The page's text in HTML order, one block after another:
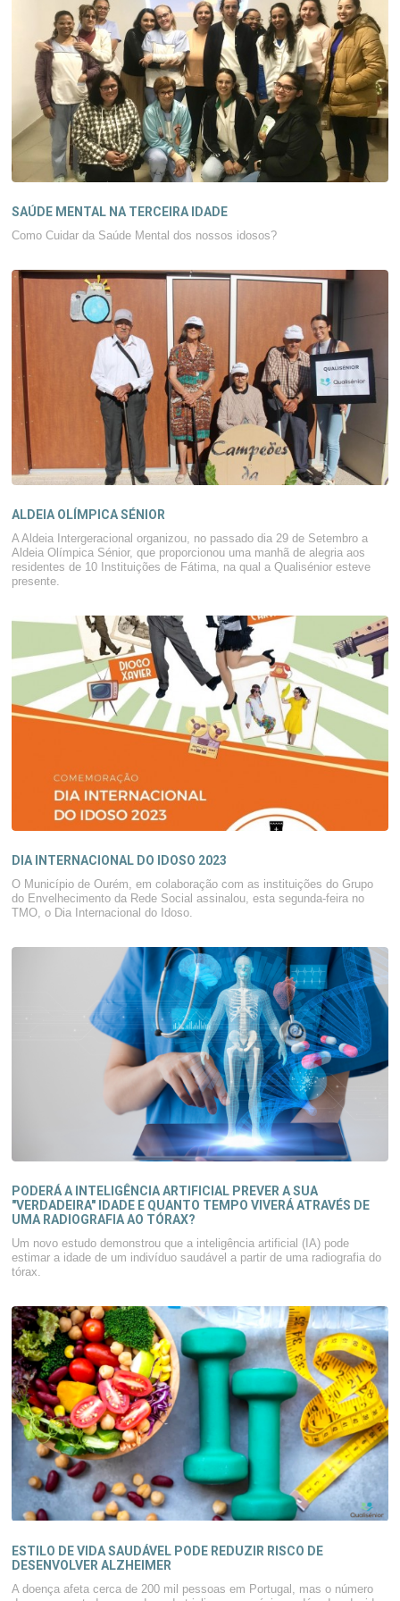
SAÚDE MENTAL NA TERCEIRA IDADE
Como Cuidar da Saúde Mental dos nossos idosos?
ALDEIA OLÍMPICA SÉNIOR
A Aldeia Intergeracional organizou, no passado dia 29 de Setembro a
Aldeia Olímpica Sénior, que proporcionou uma manhã de alegria aos
residentes de 10 Instituições de Fátima, na qual a Qualisénior esteve
presente.
DIA INTERNACIONAL DO IDOSO 2023
O Município de Ourém, em colaboração com as instituições do Grupo
do Envelhecimento da Rede Social assinalou, esta segunda-feira no
TMO, o Dia Internacional do Idoso.
PODERÁ A INTELIGÊNCIA ARTIFICIAL PREVER A SUA
"VERDADEIRA" IDADE E QUANTO TEMPO VIVERÁ ATRAVÉS DE
UMA RADIOGRAFIA AO TÓRAX?
Um novo estudo demonstrou que a inteligência artificial (IA) pode
estimar a idade de um indivíduo saudável a partir de uma radiografia do
tórax.
ESTILO DE VIDA SAUDÁVEL PODE REDUZIR RISCO DE
DESENVOLVER ALZHEIMER
A doença afeta cerca de 200 mil pessoas em Portugal, mas o número